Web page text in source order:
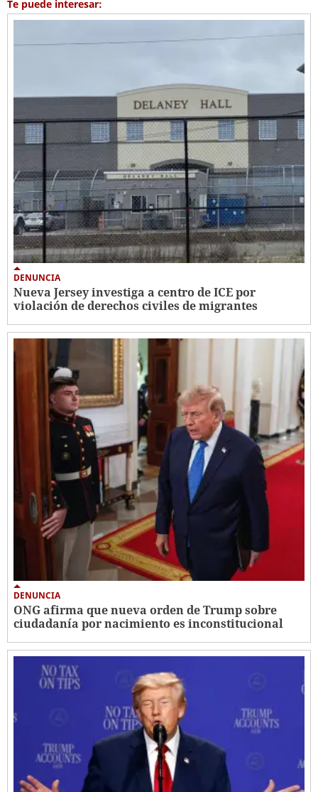
Te puede interesar:
DENUNCIA
Nueva Jersey investiga a centro de ICE por
violación de derechos civiles de migrantes
DENUNCIA
ONG afirma que nueva orden de Trump sobre
ciudadanía por nacimiento es inconstitucional